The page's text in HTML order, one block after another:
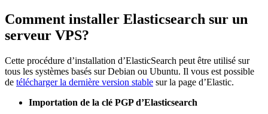
Comment installer Elasticsearch sur un
serveur VPS?
Cette procédure d’installation d’ElasticSearch peut être utilisé sur
tous les systèmes basés sur Debian ou Ubuntu. Il vous est possible
de télécharger la dernière version stable sur la page d’Elastic.
Importation de la clé PGP d’Elasticsearch